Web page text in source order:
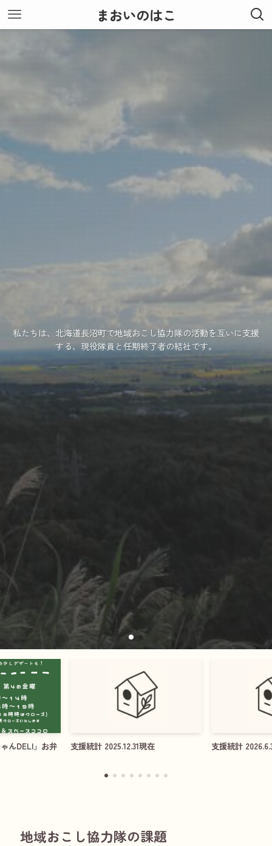
まおいのはこ
私たちは、北海道長沼町で地域おこし協力隊の活動を互いに支援
する、現役隊員と任期終了者の結社です。
DELI」お弁 支援統計 2025.12.31現在 支援統計 2026.6.30
地域おこし協力隊の課題